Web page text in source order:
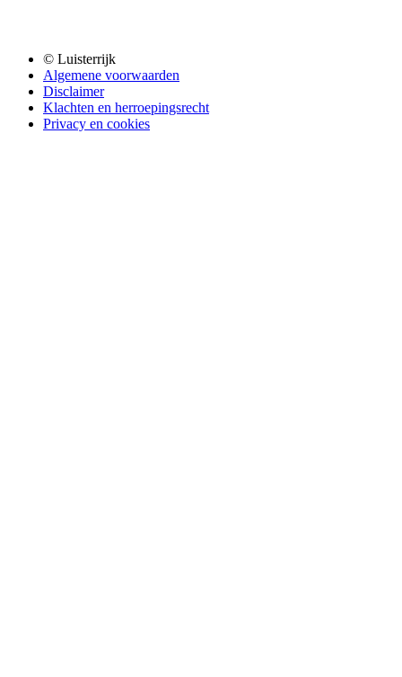
© Luisterrijk
Algemene voorwaarden
Disclaimer
Klachten en herroepingsrecht
Privacy en cookies